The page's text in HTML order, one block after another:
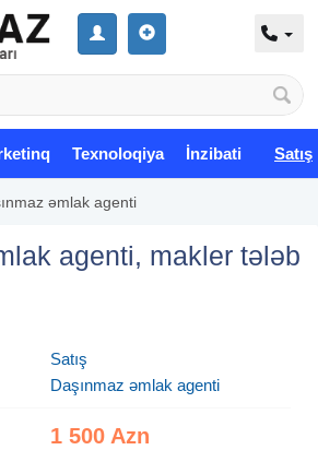
Texnoloqiya İnzibati Satış
əmlak agenti
agenti, makler tələb
Satış
Daşınmaz əmlak agenti
1 500 Azn